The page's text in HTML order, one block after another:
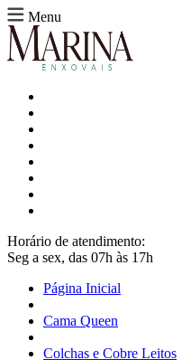
Menu
Horário de atendimento:
Seg a sex, das 07h às 17h
Página Inicial
Cama Queen
Colchas e Cobre Leitos